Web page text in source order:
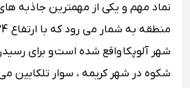
نماد مهم و یکی از مهمترین جاذبه
شهر آلوپکا واقع شده است و برای
شکوه در شهر کریمه ، سوار تلکابین